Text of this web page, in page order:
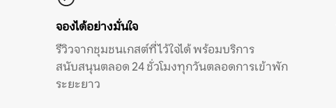
จองได้อย่างมั่นใจ
รีวิวจากชุมชนเกสต์ที่ไว้ใจได้ พร้อมบริการ
สนับสนุนตลอด 24 ชั่วโมงทุกวันตลอดการเข้าพัก
ระยะยาว